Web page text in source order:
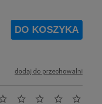
DO KOSZYKA
dodaj do przechowalni